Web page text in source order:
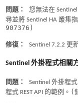
問題：
您無法在
尋並將 Sentinel HA 叢集
907376)
修復： Sentinel 7.2.2 更
Sentinel 外掛程式相關
問題：
Sentinel 外掛程
程式 REST API 的範例。 (